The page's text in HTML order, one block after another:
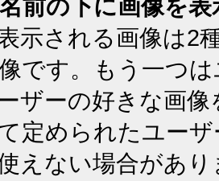
前の下に画像を
示される画像は2
です。もう一つ
ザーの好きな画
定められたユー
えない場合があ